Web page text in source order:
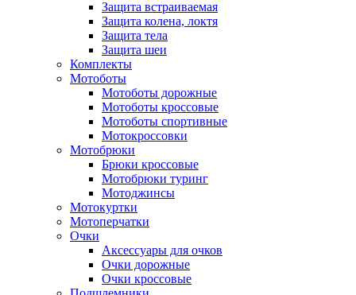
Защита встраиваемая
Защита колена, локтя
Защита тела
Защита шеи
Комплекты
Мотоботы
Мотоботы дорожные
Мотоботы кроссовые
Мотоботы спортивные
Мотокроссовки
Мотобрюки
Брюки кроссовые
Мотобрюки туринг
Мотоджинсы
Мотокуртки
Мотоперчатки
Очки
Аксессуары для очков
Очки дорожные
Очки кроссовые